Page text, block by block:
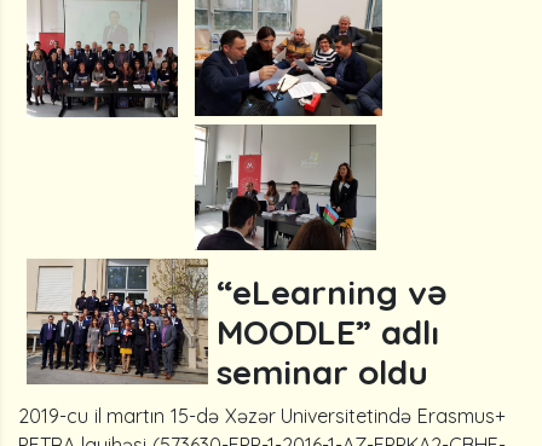
“eLearning və
MOODLE” adlı
seminar oldu
2019-cu il martın 15-də Xəzər Universitetində Erasmus+